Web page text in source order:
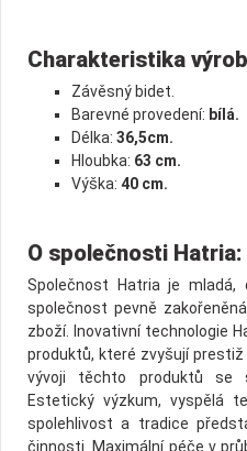
Charakteristika
Závěsný bidet.
Barevné provedení: bílá.
Délka: 36,5cm.
Hloubka: 63 cm.
Výška: 40 cm.
O společnosti Hatria:
Společnost Hatria je mladá,
společnost pevně
zboží. Inovativní technologie
produktů, které zvyšují prestiž
vývoji těchto produktů se
Estetický výzkum, vyspělá
spolehlivost a tradice
činnosti. Maximální péče v